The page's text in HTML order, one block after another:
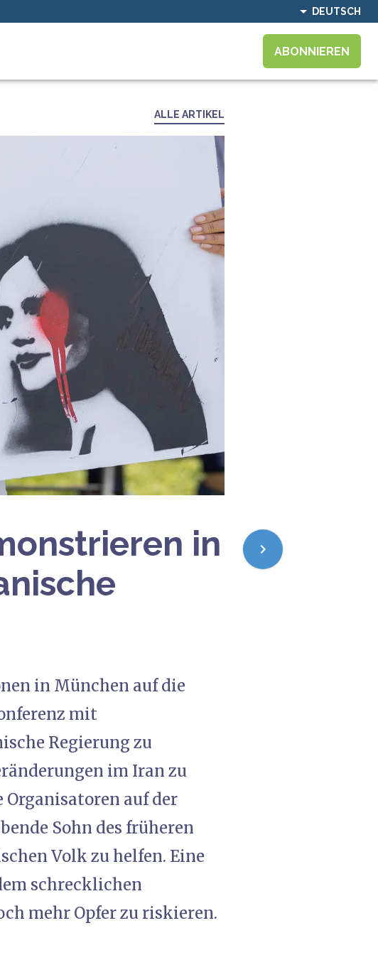
DEUTSCH
ABONNIEREN
ALLE ARTIKEL
in
in München auf die
mit
Regierung zu
im Iran zu
auf der
Sohn des früheren
Volk zu helfen. Eine
schrecklichen
mehr Opfer zu riskieren.